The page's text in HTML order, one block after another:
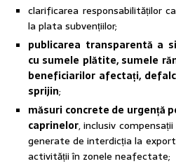
clarificarea responsabilităților
la plata subvențiilor;
publicarea transparentă a
cu sumele plătite, sumele
beneficiarilor afectați,
sprijin;
măsuri concrete de urgență
caprinelor, inclusiv
generate de interdicția la
activității în zonele neafectate;